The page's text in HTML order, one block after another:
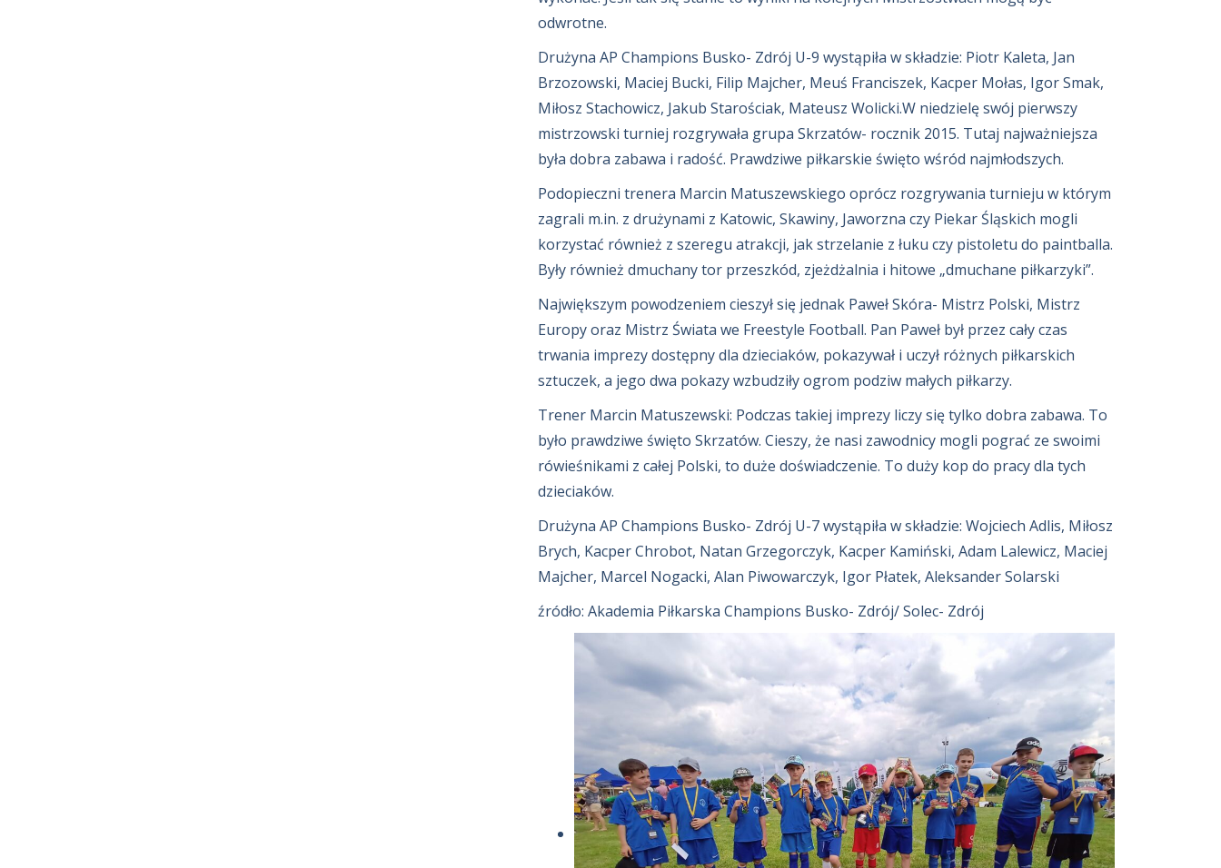
odwrotne.
Drużyna AP Champions Busko- Zdrój U-9 wystąpiła w składzie: Piotr Kaleta, Jan
Brzozowski, Maciej Bucki, Filip Majcher, Meuś Franciszek, Kacper Mołas, Igor Smak,
Miłosz Stachowicz, Jakub Starościak, Mateusz Wolicki.W niedzielę swój pierwszy
mistrzowski turniej rozgrywała grupa Skrzatów- rocznik 2015. Tutaj najważniejsza
była dobra zabawa i radość. Prawdziwe piłkarskie święto wśród najmłodszych.
Podopieczni trenera Marcin Matuszewskiego oprócz rozgrywania turnieju w którym
zagrali m.in. z drużynami z Katowic, Skawiny, Jaworzna czy Piekar Śląskich mogli
korzystać również z szeregu atrakcji, jak strzelanie z łuku czy pistoletu do paintballa.
Były również dmuchany tor przeszkód, zjeżdżalnia i hitowe „dmuchane piłkarzyki”.
Największym powodzeniem cieszył się jednak Paweł Skóra- Mistrz Polski, Mistrz
Europy oraz Mistrz Świata we Freestyle Football. Pan Paweł był przez cały czas
trwania imprezy dostępny dla dzieciaków, pokazywał i uczył różnych piłkarskich
sztuczek, a jego dwa pokazy wzbudziły ogrom podziw małych piłkarzy.
Trener Marcin Matuszewski: Podczas takiej imprezy liczy się tylko dobra zabawa. To
było prawdziwe święto Skrzatów. Cieszy, że nasi zawodnicy mogli pograć ze swoimi
rówieśnikami z całej Polski, to duże doświadczenie. To duży kop do pracy dla tych
dzieciaków.
Drużyna AP Champions Busko- Zdrój U-7 wystąpiła w składzie: Wojciech Adlis, Miłosz
Brych, Kacper Chrobot, Natan Grzegorczyk, Kacper Kamiński, Adam Lalewicz, Maciej
Majcher, Marcel Nogacki, Alan Piwowarczyk, Igor Płatek, Aleksander Solarski
źródło: Akademia Piłkarska Champions Busko- Zdrój/ Solec- Zdrój